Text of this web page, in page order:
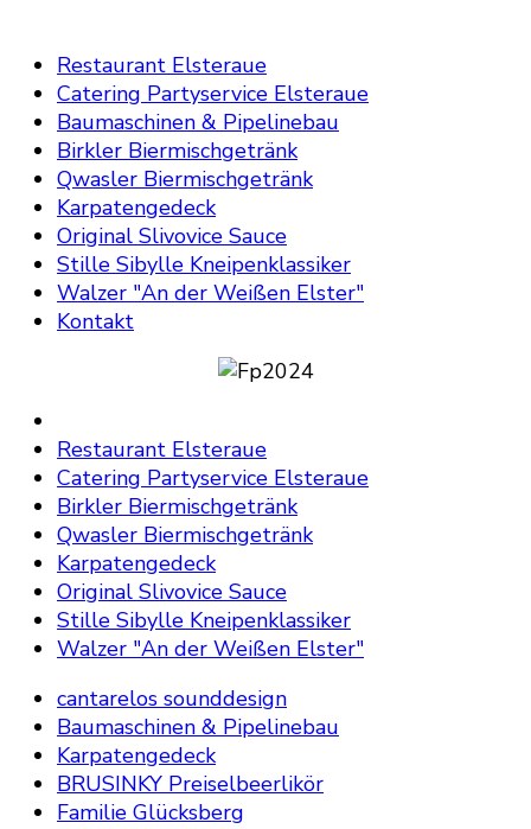
Restaurant Elsteraue
Catering Partyservice Elsteraue
Baumaschinen & Pipelinebau
Birkler Biermischgetränk
Qwasler Biermischgetränk
Karpatengedeck
Original Slivovice Sauce
Stille Sibylle Kneipenklassiker
Walzer "An der Weißen Elster"
Kontakt
Restaurant Elsteraue
Catering Partyservice Elsteraue
Birkler Biermischgetränk
Qwasler Biermischgetränk
Karpatengedeck
Original Slivovice Sauce
Stille Sibylle Kneipenklassiker
Walzer "An der Weißen Elster"
cantarelos sounddesign
Baumaschinen & Pipelinebau
Karpatengedeck
BRUSINKY Preiselbeerlikör
Familie Glücksberg